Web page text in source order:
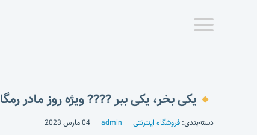
یکی بخر، یکی ببر ???? ویژه روز مادر رمگا
دسته‌بندی: فروشگاه اینترنتی admin 04 مارس 2023